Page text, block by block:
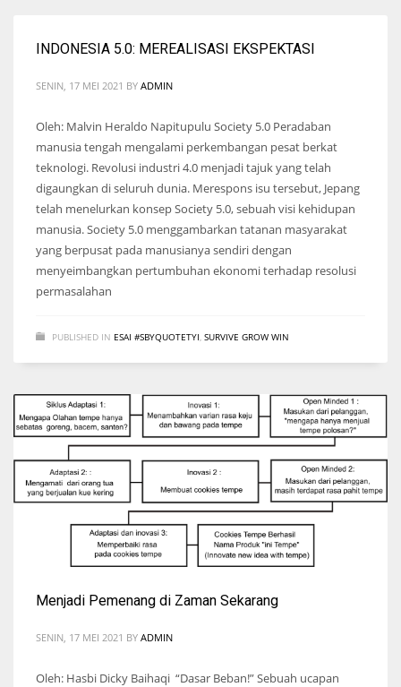
INDONESIA 5.0: MEREALISASI EKSPEKTASI
SENIN, 17 MEI 2021 BY ADMIN
Oleh: Malvin Heraldo Napitupulu Society 5.0 Peradaban
manusia tengah mengalami perkembangan pesat berkat
teknologi. Revolusi industri 4.0 menjadi tajuk yang telah
digaungkan di seluruh dunia. Merespons isu tersebut, Jepang
telah menelurkan konsep Society 5.0, sebuah visi kehidupan
manusia. Society 5.0 menggambarkan tatanan masyarakat
yang berpusat pada manusianya sendiri dengan
menyeimbangkan pertumbuhan ekonomi terhadap resolusi
permasalahan
PUBLISHED IN ESAI #SBYQUOTETYI SURVIVE GROW WIN
Menjadi Pemenang di Zaman Sekarang
SENIN, 17 MEI 2021 BY ADMIN
Oleh: Hasbi Dicky Baihaqi “Dasar Beban!” Sebuah ucapan